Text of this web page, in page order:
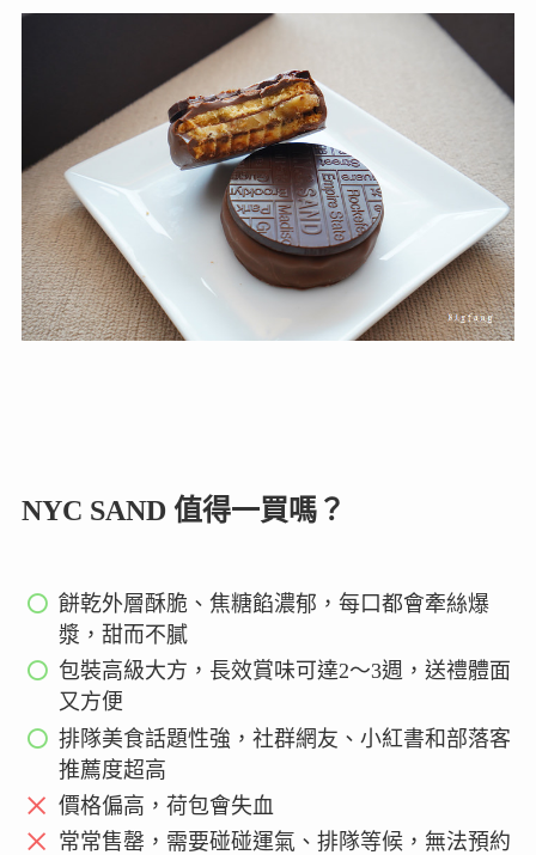
NYC SAND 值得一買嗎？
餅乾外層酥脆、焦糖餡濃郁，每口都會牽絲爆
漿，甜而不膩
包裝高級大方，長效賞味可達2〜3週，送禮體面
又方便
排隊美食話題性強，社群網友、小紅書和部落客
推薦度超高
價格偏高，荷包會失血
常常售罄，需要碰碰運氣、排隊等候，無法預約